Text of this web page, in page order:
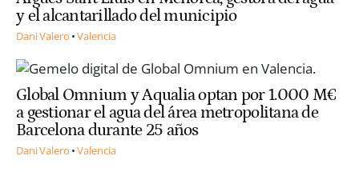
y el alcantarillado del municipio
Dani Valero Valencia
Global Omnium y Aqualia optan por 1.000 M€
a gestionar el agua del área metropolitana de
Barcelona durante 25 años
Dani Valero Valencia